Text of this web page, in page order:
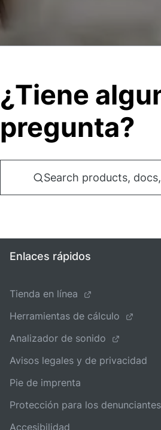
¿Tiene
pregunta?
Search products,
Enlaces rápidos
Tienda en línea
Herramientas de cálculo
Analizador de sonido
Avisos legales y de privacidad
Pie de imprenta
Protección para los denunciantes
Accesibilidad